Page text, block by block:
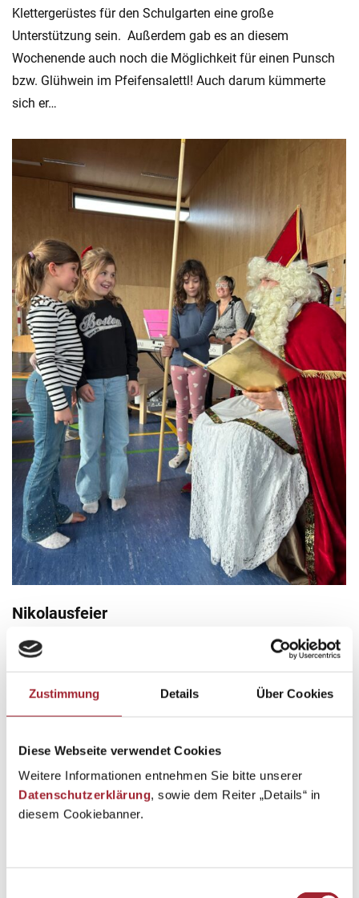
Zustimmung Details Über Cookies
Diese Webseite verwendet Cookies
Weitere Informationen entnehmen Sie bitte unserer
Datenschutzerklärung, sowie dem Reiter „Details“ in
diesem Cookiebanner.
Klettergerüstes für den Schulgarten eine große
Unterstützung sein. Außerdem gab es an diesem
Wochenende auch noch die Möglichkeit für einen Punsch
bzw. Glühwein im Pfeifensalettl! Auch darum kümmerte
sich er…
Nikolausfeier
Erleben
Schuljahr 2024/25
Am 5. Dezember feierten wir im Turnsaal das Nikolausfest.
Auch unsere Schwestern waren wie immer mit dabei.
Nikolaus.